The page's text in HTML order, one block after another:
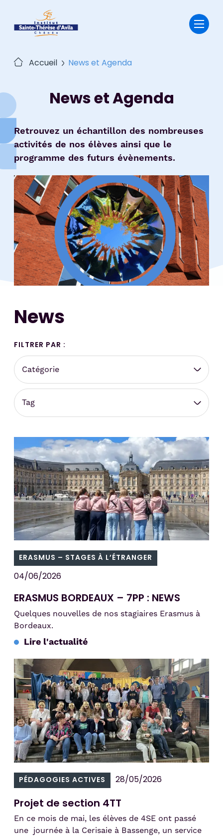
contenu
Accueil News et Agenda
News et Agenda
Retrouvez un échantillon des nombreuses
activités de nos élèves ainsi que le
programme des futurs évènements.
News
FILTRER PAR :
ERASMUS – STAGES À L’ÉTRANGER
04/06/2026
ERASMUS BORDEAUX – 7PP : NEWS
Quelques nouvelles de nos stagiaires Erasmus à
Bordeaux.
Lire l'actualité
PÉDAGOGIES ACTIVES 28/05/2026
Projet de section 4TT
En ce mois de mai, les élèves de 4SE ont passé
une journée à la Cerisaie à Bassenge, un service